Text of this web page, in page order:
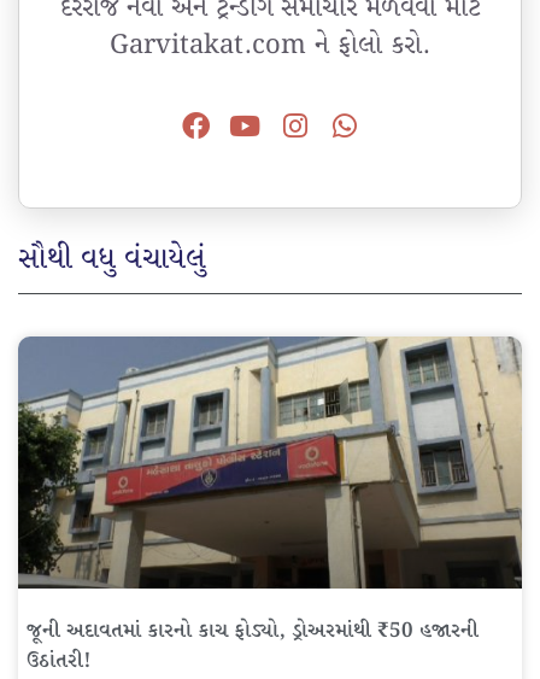
દરરોજ નવા અને ટ્રેન્ડીંગ સમાચાર મેળવવા માટે
Garvitakat.com ને ફોલો કરો.
સૌથી વધુ વંચાયેલું
જૂની અદાવતમાં કારનો કાચ ફોડ્યો, ડ્રોઅરમાંથી ₹50 હજારની
ઉઠાંતરી!